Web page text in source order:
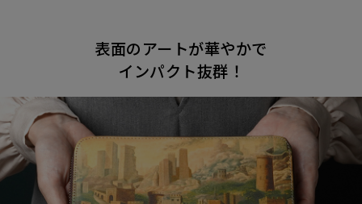
表面のアートが華やかで
インパクト抜群！